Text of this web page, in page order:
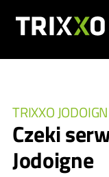
TRIXXO
Czeki
Jodoigne